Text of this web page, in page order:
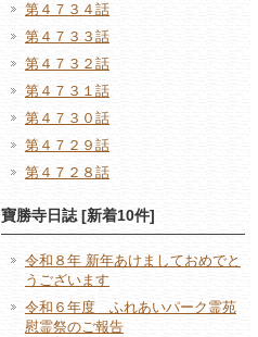
第４７３４話
第４７３３話
第４７３２話
第４７３１話
第４７３０話
第４７２９話
第４７２８話
寶勝寺日誌 [新着10件]
令和８年 新年あけましておめでと
うございます
令和６年度 ふれあいパーク霊苑
慰霊祭のご報告